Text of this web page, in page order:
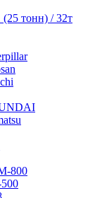
тонн) / 32т
800